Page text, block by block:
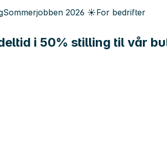
Sommerjobben 2026 ☀️For bedrifter
i 50% stilling til vår